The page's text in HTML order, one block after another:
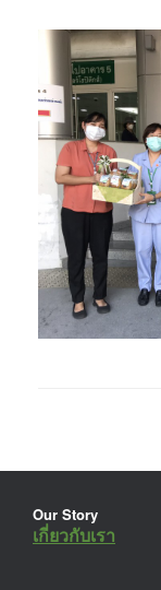
Our Story
เกี่ยวกับเรา